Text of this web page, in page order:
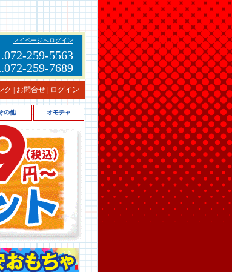
マイページへログイン
259-5563
259-7689
ク お問合せ ログイン